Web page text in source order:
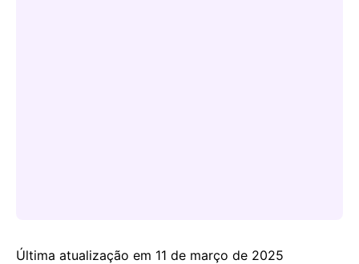
Última atualização em 11 de março de 2025